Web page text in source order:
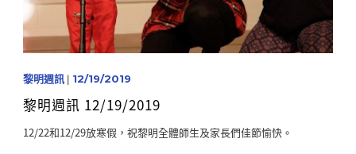
黎明週訊| 12/19/2019
黎明週訊 12/19/2019
12/22和12/29放寒假，祝黎明全體師生及家長們佳節愉快。